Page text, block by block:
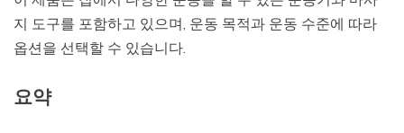
지 도구를 포함하고 있으며, 운동 목적과 운동 수준에 따라
옵션을 선택할 수 있습니다.
요약